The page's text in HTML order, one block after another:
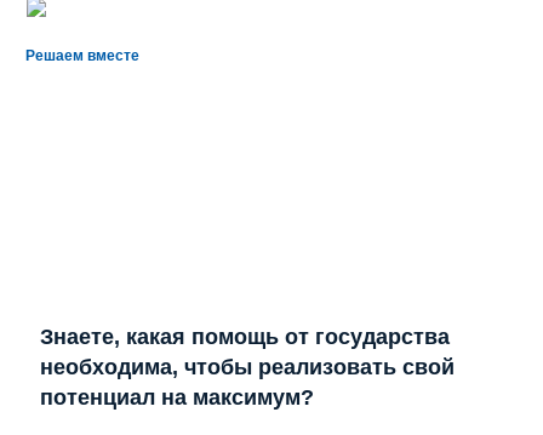
Решаем вместе
Знаете, какая помощь от государства
необходима, чтобы реализовать свой
потенциал на максимум?